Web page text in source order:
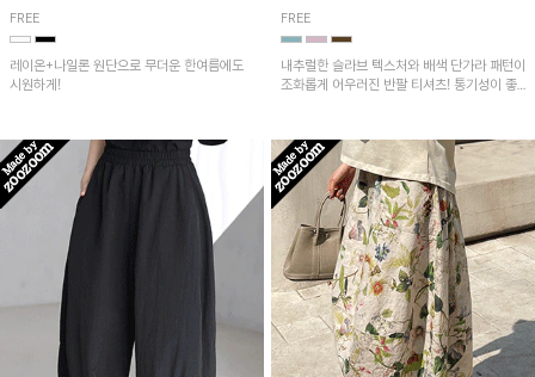
FREE
레이온+나일론 원단으로 무더운 한여름에도
시원하게!
FREE
내추럴한 슬라브 텍스처와 배색 단가라 패턴이
조화롭게 어우러진 반팔 티셔츠! 통기성이 좋